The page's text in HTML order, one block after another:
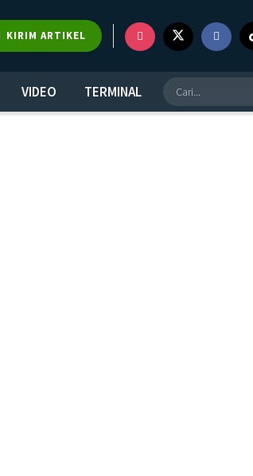
KIRIM ARTIKEL
VIDEO TERMINAL